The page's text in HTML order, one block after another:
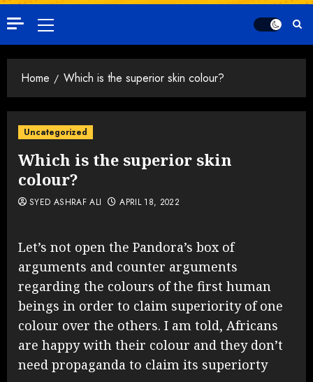
Home Which is the superior skin colour?
Uncategorized
Which is the superior skin
colour?
SYED ASHRAF ALI APRIL 18, 2022
Let’s not open the Pandora’s box of
arguments and counter arguments
regarding the colours of the first human
beings in order to claim superiority of one
colour over the others. I am told, Africans
are happy with their colour and they don’t
need propaganda to claim its superiorty